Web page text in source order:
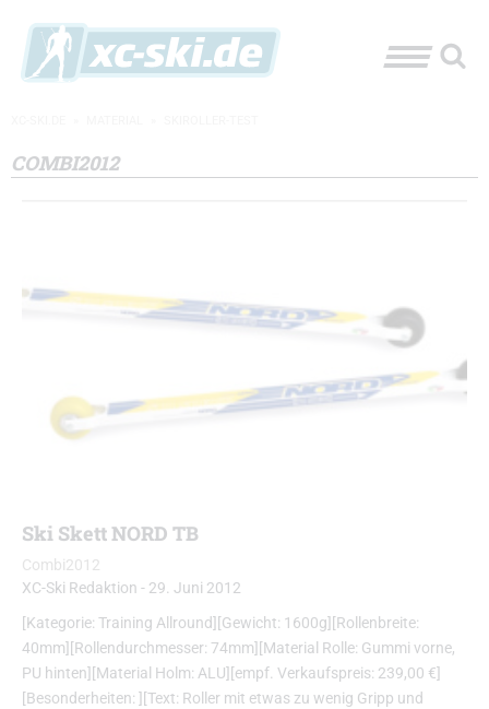
COMBI2012
Ski Skett NORD TB
Combi2012
XC-Ski Redaktion - 29. Juni 2012
[Kategorie: Training Allround][Gewicht: 1600g][Rollenbreite:
40mm][Rollendurchmesser: 74mm][Material Rolle: Gummi vorne,
PU hinten][Material Holm: ALU][empf. Verkaufspreis: 239,00 €]
[Besonderheiten: ][Text: Roller mit etwas zu wenig Gripp und